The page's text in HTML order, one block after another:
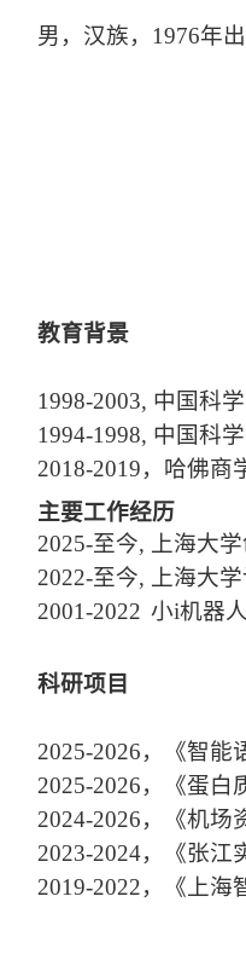
男，汉族，1976年
教育背景
1998-2003, 中国科
1994-1998, 中国科
2018-2019，哈佛商
主要工作经历
2025-至今, 上海大
2022-至今, 上海大
2001-2022 小i机器
科研项目
2025-2026，《智能
2025-2026，《蛋
2024-2026，《机
2023-2024，《张
2019-2022，《上